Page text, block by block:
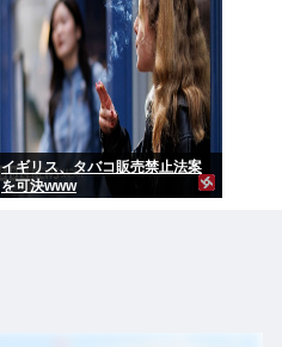
イギリス、タバコ販売禁止法案
を可決www